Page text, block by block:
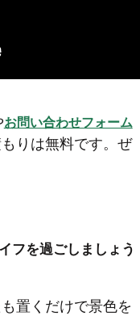
お問い合わせフォーム
りは無料です。ぜ
フを過ごしましょう
置くだけで景色を